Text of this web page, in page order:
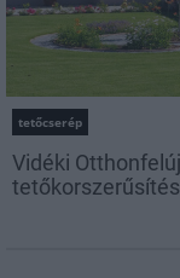
tetőcserép
Vidéki